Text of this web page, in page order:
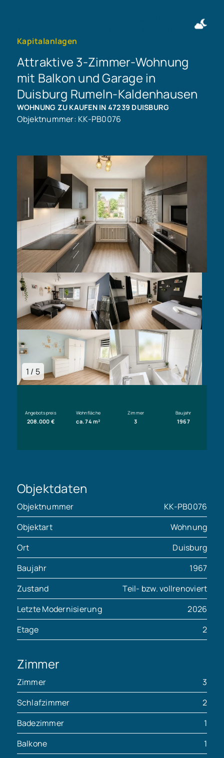
Kapitalanlagen
Attraktive 3-Zimmer-Wohnung
mit Balkon und Garage in
Duisburg Rumeln-Kaldenhausen
WOHNUNG ZU KAUFEN IN 47239 DUISBURG
Objektnummer: KK-PB0076
1 / 5
Angebotspreis
208.000 €
Wohnfläche
ca. 74 m²
Zimmer
3
Baujahr
1967
Objektdaten
Objektnummer
KK-PB0076
Objektart
Wohnung
Ort
Duisburg
Baujahr
1967
Zustand
Teil- bzw. vollrenoviert
Letzte Modernisierung
2026
Etage
2
Zimmer
Zimmer
3
Schlafzimmer
2
Badezimmer
1
Balkone
1